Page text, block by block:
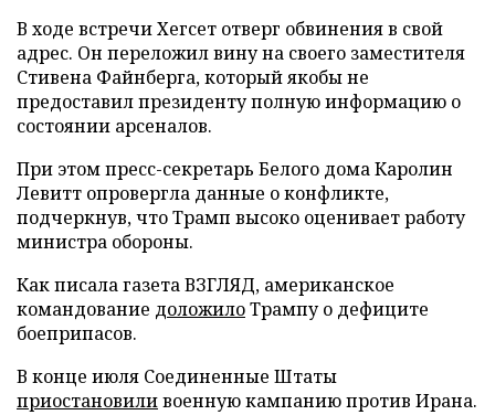
В ходе встречи Хегсет отверг обвинения в свой
адрес. Он переложил вину на своего заместителя
Стивена Файнберга, который якобы не
предоставил президенту полную информацию о
состоянии арсеналов.
При этом пресс-секретарь Белого дома Каролин
Левитт опровергла данные о конфликте,
подчеркнув, что Трамп высоко оценивает работу
министра обороны.
Как писала газета ВЗГЛЯД, американское
командование доложилоТрампу о дефиците
боеприпасов.
В конце июля Соединенные Штаты
приостановиливоенную кампанию против Ирана.